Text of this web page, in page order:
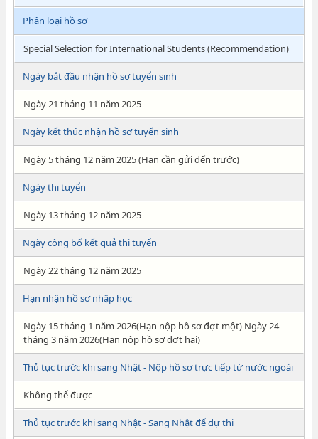
Phân loại hồ sơ
Special Selection for International Students (Recommendation)
Ngày bắt đầu nhận hồ sơ tuyển sinh
Ngày 21 tháng 11 năm 2025
Ngày kết thúc nhận hồ sơ tuyển sinh
Ngày 5 tháng 12 năm 2025 (Hạn cần gửi đến trước)
Ngày thi tuyển
Ngày 13 tháng 12 năm 2025
Ngày công bố kết quả thi tuyển
Ngày 22 tháng 12 năm 2025
Hạn nhận hồ sơ nhập học
Ngày 15 tháng 1 năm 2026(Hạn nộp hồ sơ đợt một) Ngày 24
tháng 3 năm 2026(Hạn nộp hồ sơ đợt hai)
Thủ tục trước khi sang Nhật - Nộp hồ sơ trực tiếp từ nước ngoài
Không thể được
Thủ tục trước khi sang Nhật - Sang Nhật để dự thi